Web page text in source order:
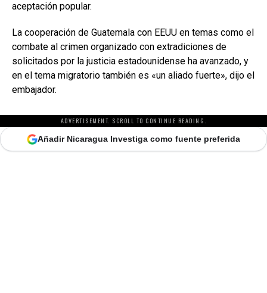
aceptación popular.
La cooperación de Guatemala con EEUU en temas como el
combate al crimen organizado con extradiciones de
solicitados por la justicia estadounidense ha avanzado, y
en el tema migratorio también es «un aliado fuerte», dijo el
embajador.
ADVERTISEMENT. SCROLL TO CONTINUE READING.
Añadir Nicaragua Investiga como fuente preferida